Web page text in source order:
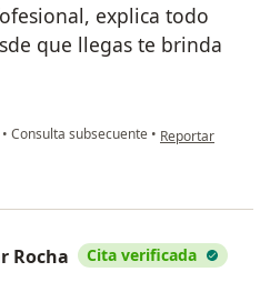
explica todo
que llegas te brinda
• Consulta subsecuente • en opinión del
Reportar
Rocha Cita verificada